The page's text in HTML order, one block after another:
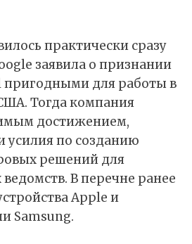
практически сразу
заявила о признании
пригодными для работы в
Тогда компания
достижением,
усилия по созданию
решений для
В перечне ранее
Apple и
Samsung.